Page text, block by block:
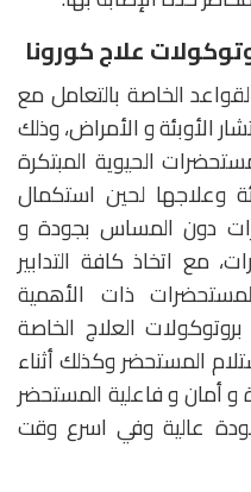
علاج كورونا
الخاصة بالتعامل مع
الأوبئة و الأمراض، وذلك
الحيوية المبتكرة
وعلاجها لحين استكمال
دون المساس بجودة و
مع اتخاذ كافة التدابير
ذات الأهمية
العلاج الخاصة
المستحضر وكذلك أثناء
و أمان و فاعلية المستحضر
عالية وفي اسرع وقت